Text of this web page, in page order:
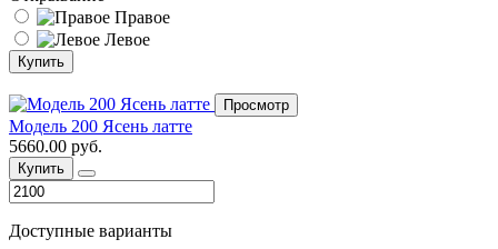
Правое
Левое
Купить
Просмотр
Модель 200 Ясень латте
5660.00 руб.
Купить
Доступные варианты